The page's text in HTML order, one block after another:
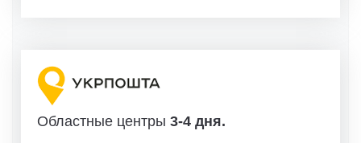
Областные центры 3-4 дня.